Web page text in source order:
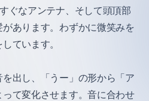
ぐなアンテナ、そして頭頂部
あります。わずかに微笑みを
ています。
出し、「うー」の形から「ア
て変化させます。音に合わせ